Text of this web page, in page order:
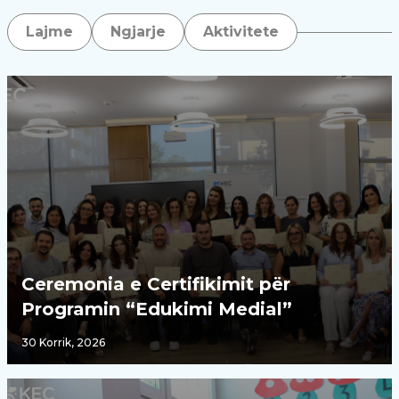
Lajme Ngjarje Aktivitete
Ceremonia e Certifikimit për
Programin “Edukimi Medial”
30 Korrik, 2026